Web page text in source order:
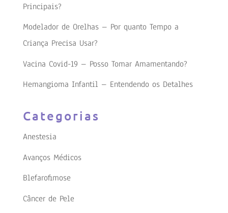
Principais?
Modelador de Orelhas – Por quanto Tempo a
Criança Precisa Usar?
Vacina Covid-19 – Posso Tomar Amamentando?
Hemangioma Infantil – Entendendo os Detalhes
Categorias
Anestesia
Avanços Médicos
Blefarofimose
Câncer de Pele